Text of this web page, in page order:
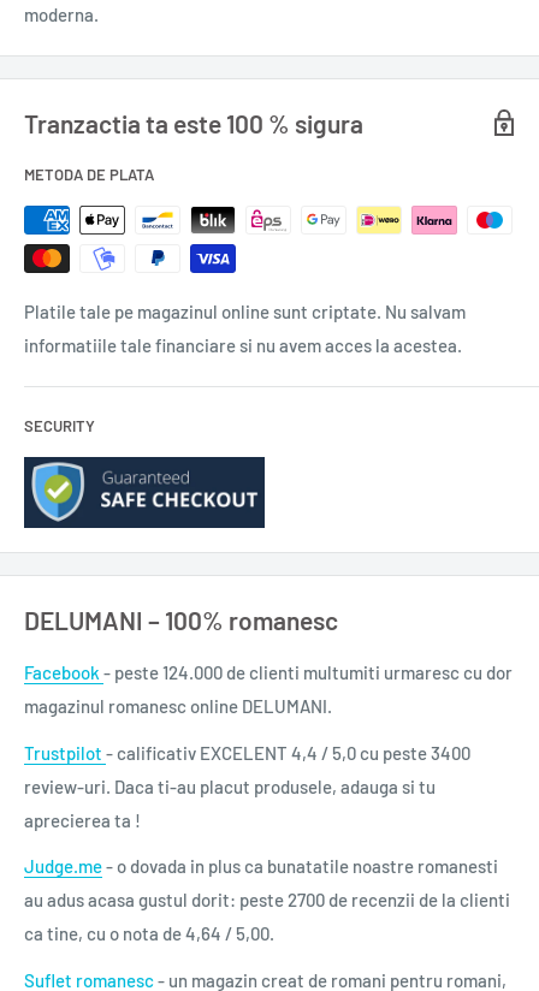
sau a fi parte dintr-un mic dejun gourmet. Icrele de crap
aducând savoarea și prospețimea direct pe masa dvs. Cu o
tradiție de calitate și grijă în producție, aceste icre sărate sunt
autentic al icrelor de crap de cea mai bună calitate.
Ingrediente: icre crap 90%, sare 10%.
0,100 kg.
moderna.
Tranzactia ta este 100 % sigura
METODA DE PLATA
Platile tale pe magazinul online sunt criptate. Nu salvam
informatiile tale financiare si nu avem acces la acestea.
SECURITY
DELUMANI – 100% romanesc
Facebook - peste 124.000 de clienti multumiti urmaresc cu dor
magazinul romanesc online DELUMANI.
Trustpilot - calificativ EXCELENT 4,4 / 5,0 cu peste 3400
review-uri. Daca ti-au placut produsele, adauga si tu
aprecierea ta !
Judge.me- o dovada in plus ca bunatatile noastre romanesti
au adus acasa gustul dorit: peste 2700 de recenzii de la clienti
ca tine, cu o nota de 4,64 / 5,00.
Suflet romanesc- un magazin creat de romani pentru romani,